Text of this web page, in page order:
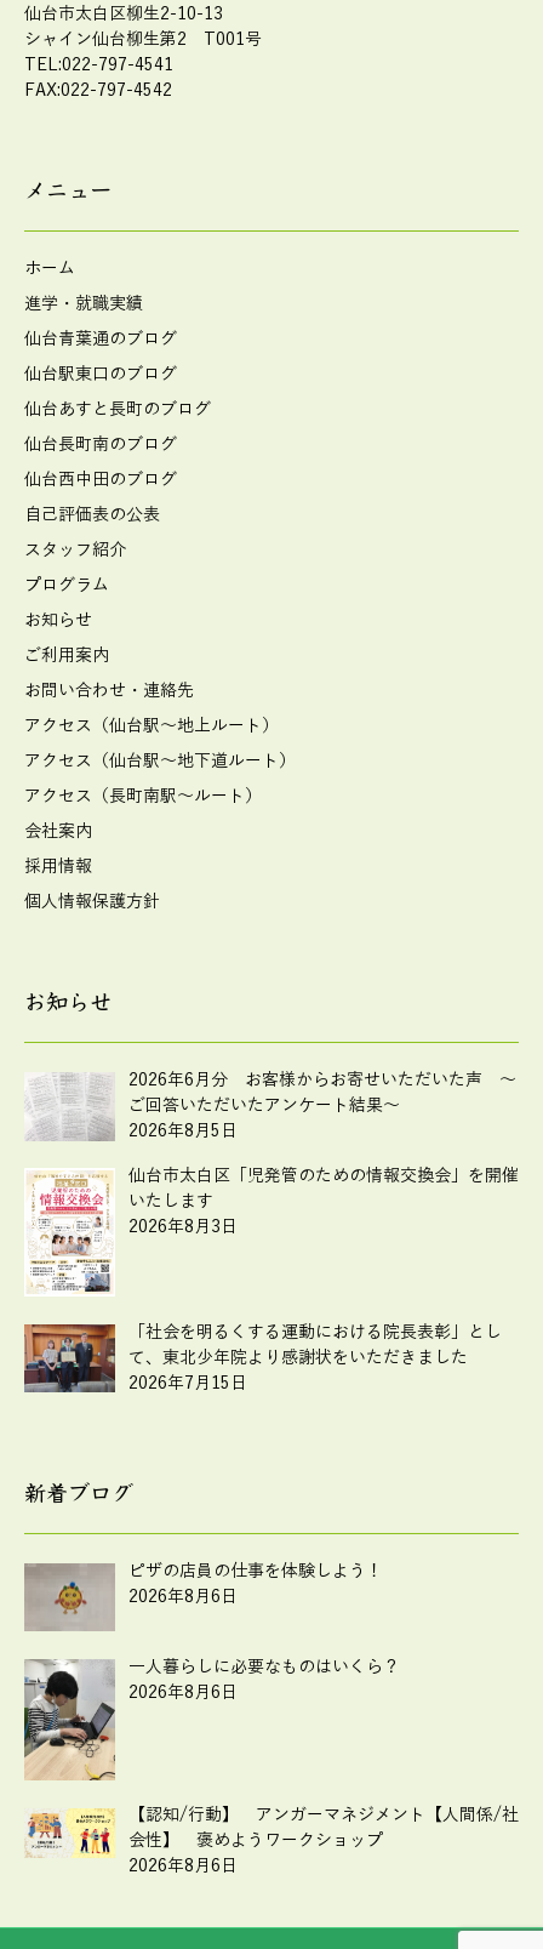
仙台市太白区柳生2-10-13
シャイン仙台柳生第2 T001号
TEL:022-797-4541
FAX:022-797-4542
メニュー
ホーム
進学・就職実績
仙台青葉通のブログ
仙台駅東口のブログ
仙台あすと長町のブログ
仙台長町南のブログ
仙台西中田のブログ
自己評価表の公表
スタッフ紹介
プログラム
お知らせ
ご利用案内
お問い合わせ・連絡先
アクセス（仙台駅～地上ルート）
アクセス（仙台駅～地下道ルート）
アクセス（長町南駅～ルート）
会社案内
採用情報
個人情報保護方針
お知らせ
2026年6月分 お客様からお寄せいただいた声 ～
ご回答いただいたアンケート結果～
2026年8月5日
仙台市太白区「児発管のための情報交換会」を開催
いたします
2026年8月3日
「社会を明るくする運動における院長表彰」とし
て、東北少年院より感謝状をいただきました
2026年7月15日
新着ブログ
ピザの店員の仕事を体験しよう！
2026年8月6日
一人暮らしに必要なものはいくら？
2026年8月6日
【認知/行動】 アンガーマネジメント【人間係/社
会性】 褒めようワークショップ
2026年8月6日